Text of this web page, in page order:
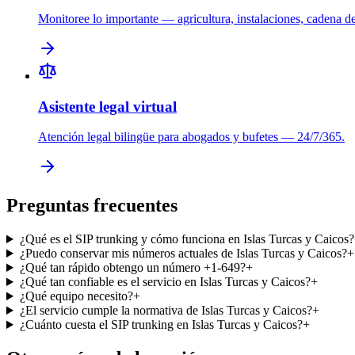
Monitoree lo importante — agricultura, instalaciones, cadena
Asistente legal virtual
Atención legal bilingüe para abogados y bufetes — 24/7/365.
Preguntas frecuentes
¿Qué es el SIP trunking y cómo funciona en Islas Turcas y Caicos?
¿Puedo conservar mis números actuales de Islas Turcas y Caicos?+
¿Qué tan rápido obtengo un número +1-649?+
¿Qué tan confiable es el servicio en Islas Turcas y Caicos?+
¿Qué equipo necesito?+
¿El servicio cumple la normativa de Islas Turcas y Caicos?+
¿Cuánto cuesta el SIP trunking en Islas Turcas y Caicos?+